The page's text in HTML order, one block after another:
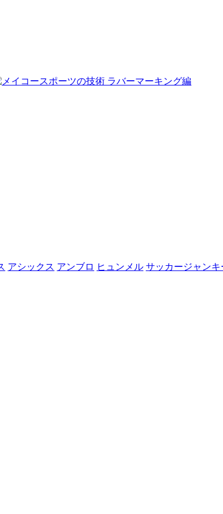
アシックス アンブロ ヒュンメル サッカージャンキ